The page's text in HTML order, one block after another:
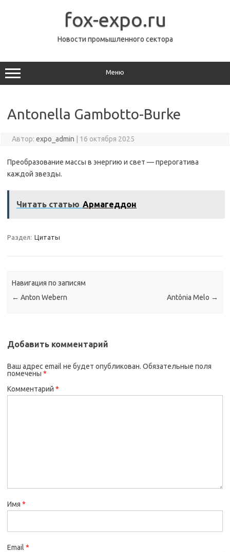
fox-expo.ru
Новости промышленного сектора
Меню
Antonella Gambotto-Burke
Автор: expo_admin 16 октября 2025
Преобразование массы в энергию и свет — прерогатива
каждой звезды.
Читать статью Армагеддон
Раздел: Цитаты
Навигация по записям
← Anton Webern Antônia Melo →
Добавить комментарий
Ваш адрес email не будет опубликован. Обязательные поля
помечены *
Комментарий *
Имя *
Email *